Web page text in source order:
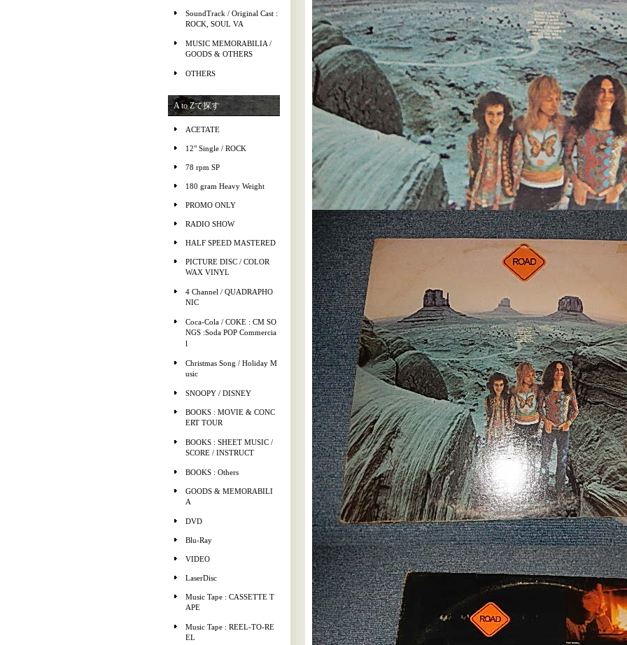
SoundTrack / Original Cast :
ROCK, SOUL VA
MUSIC MEMORABILIA /
GOODS & OTHERS
OTHERS
A to Zで探す
ACETATE
12" Single / ROCK
78 rpm SP
180 gram Heavy Weight
PROMO ONLY
RADIO SHOW
HALF SPEED MASTERED
PICTURE DISC / COLOR
WAX VINYL
4 Channel / QUADRAPHO
NIC
Coca-Cola / COKE : CM SO
NGS :Soda POP Commercia
l
Christmas Song / Holiday M
usic
SNOOPY / DISNEY
BOOKS : MOVIE & CONC
ERT TOUR
BOOKS : SHEET MUSIC /
SCORE / INSTRUCT
BOOKS : Others
GOODS & MEMORABILI
A
DVD
Blu-Ray
VIDEO
LaserDisc
Music Tape : CASSETTE T
APE
Music Tape : REEL-TO-RE
EL